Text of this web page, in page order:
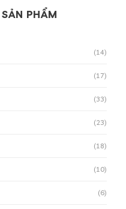
PHẨM
(14)
(17)
(33)
(23)
(18)
(10)
(6)